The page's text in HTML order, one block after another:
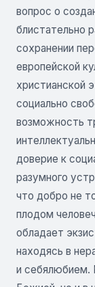
вопрос о
блистательно
сохранении
европейской
христианской
социально
возможность
доверие к
разумного
что добро не
плодом
обладает
находясь в
и себялюбием.